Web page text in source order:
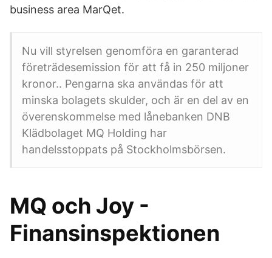
business area MarQet.
Nu vill styrelsen genomföra en garanterad
företrädesemission för att få in 250 miljoner
kronor.. Pengarna ska användas för att
minska bolagets skulder, och är en del av en
överenskommelse med lånebanken DNB
Klädbolaget MQ Holding har
handelsstoppats på Stockholmsbörsen.
MQ och Joy -
Finansinspektionen